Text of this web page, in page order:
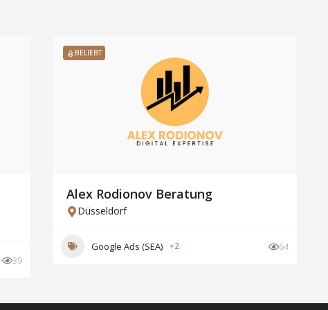
39
BELIEBT
Alex Rodionov Beratung
Düsseldorf
Google Ads (SEA) +2 64